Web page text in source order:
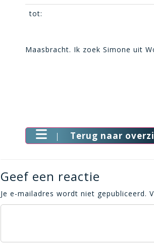
tot:
Maasbracht. Ik zoek Simone uit
Terug naar
Geef een reactie
Je e-mailadres wordt niet gepubliceerd.